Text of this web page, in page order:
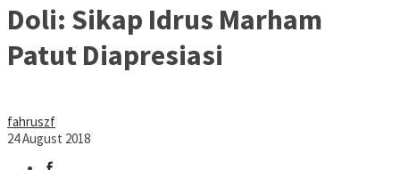
Doli: Sikap Idrus Marham
Patut Diapresiasi
fahruszf
24 August 2018